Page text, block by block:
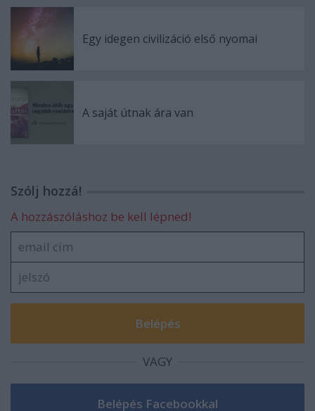
Egy idegen civilizáció első nyomai
A saját útnak ára van
Szólj hozzá!
A hozzászóláshoz be kell lépned!
VAGY